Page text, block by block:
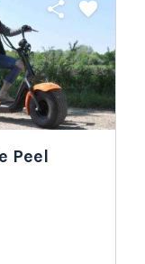
share favorite
Peel